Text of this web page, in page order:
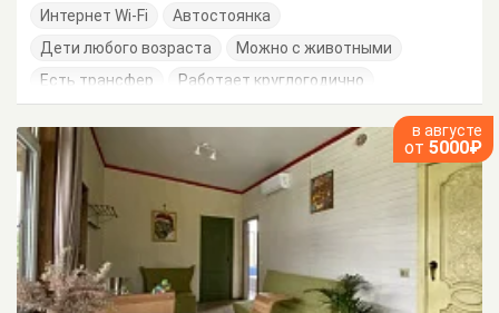
Интернет Wi-Fi
Автостоянка
Дети любого возраста
Можно с животными
Есть трансфер
Работает круглогодично
в августе
от 5000₽